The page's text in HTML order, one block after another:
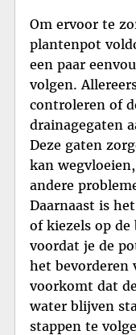
Om ervoor te
plantenpot
een paar
volgen.
controleren of
drainagegaten
Deze gaten
kan
andere
Daarnaast is
of kiezels op de
voordat je de
het bevorderen
voorkomt dat
water blijven
stappen te